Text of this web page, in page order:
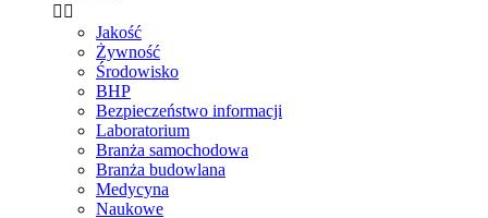
 
Jakość
Żywność
Środowisko
BHP
Bezpieczeństwo informacji
Laboratorium
Branża samochodowa
Branża budowlana
Medycyna
Naukowe